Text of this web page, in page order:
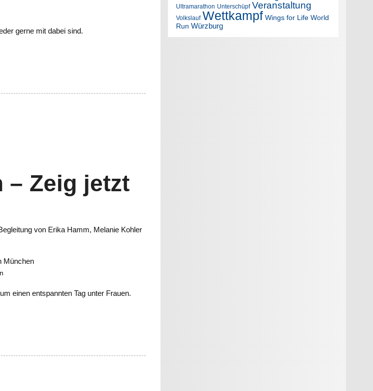
gerne mit dabei sind.
– Zeig jetzt
von Erika Hamm, Melanie Kohler
einen entspannten Tag unter Frauen.
Ultramarathon Unterschüpf Veranstaltung
Volkslauf Wettkampf Wings for Life World
Run Würzburg